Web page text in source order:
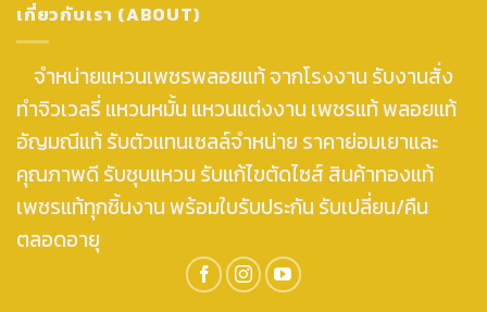
เกี่ยวกับเรา (ABOUT)
จำหน่ายแหวนเพชรพลอยแท้ จากโรงงาน รับงานสั่ง
ทำจิวเวลรี่ แหวนหมั้น แหวนแต่งงาน เพชรแท้ พลอยแท้
อัญมณีแท้ รับตัวแทนเซลล์จำหน่าย ราคาย่อมเยาและ
คุณภาพดี รับชุบแหวน รับแก้ไขตัดไซส์ สินค้าทองแท้
เพชรแท้ทุกชิ้นงาน พร้อมใบรับประกัน รับเปลี่ยน/คืน
ตลอดอายุ